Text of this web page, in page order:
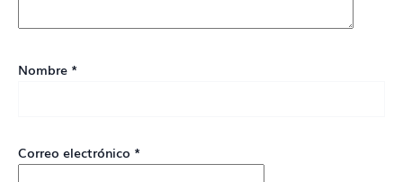
Nombre *
Correo electrónico *